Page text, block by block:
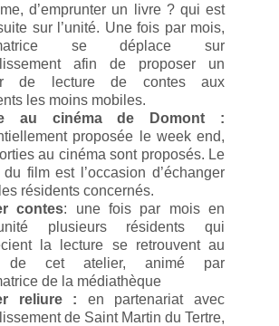
d’emprunter un livre ? qui est
sur l’unité. Une fois par mois,
se déplace sur
afin de proposer un
de lecture de contes aux
les moins mobiles.
au cinéma de Domont :
proposée le week end,
au cinéma sont proposés. Le
film est l’occasion d’échanger
résidents concernés.
contes: une fois par mois en
unité plusieurs résidents qui
la lecture se retrouvent au
de cet atelier, animé par
de la médiathèque
reliure : en partenariat avec
de Saint Martin du Tertre,